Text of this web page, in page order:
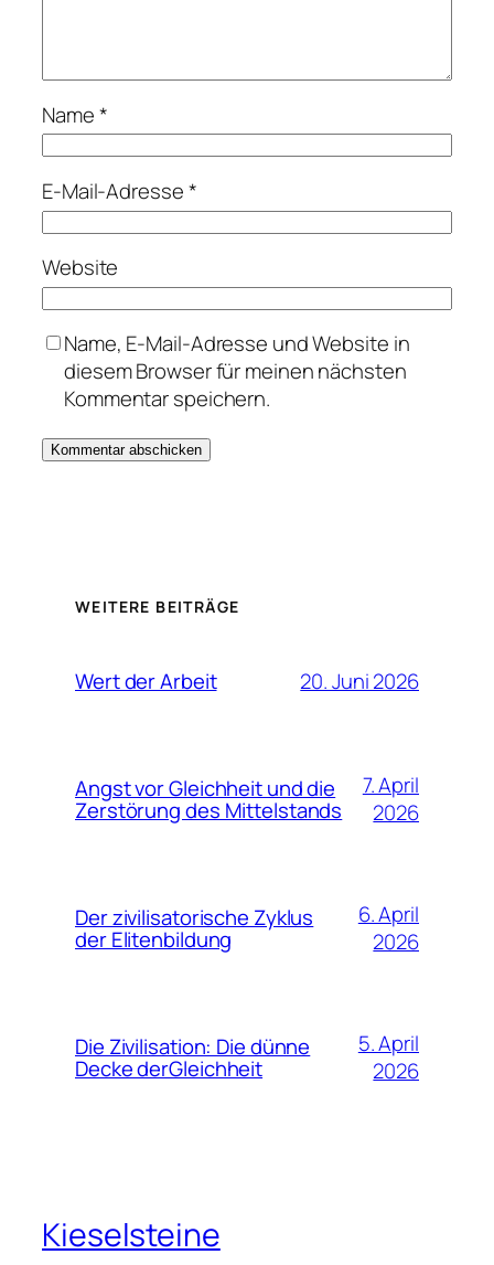
Name*
E-Mail-Adresse*
Website
Name, E-Mail-Adresse und Website in
diesem Browser für meinen nächsten
Kommentar speichern.
WEITERE BEITRÄGE
Wert der Arbeit 20. Juni 2026
Angst vor Gleichheit und die
Zerstörung des Mittelstands
7. April
2026
Der zivilisatorische Zyklus
der Elitenbildung
6. April
2026
Die Zivilisation: Die dünne
Decke derGleichheit
5. April
2026
Kieselsteine